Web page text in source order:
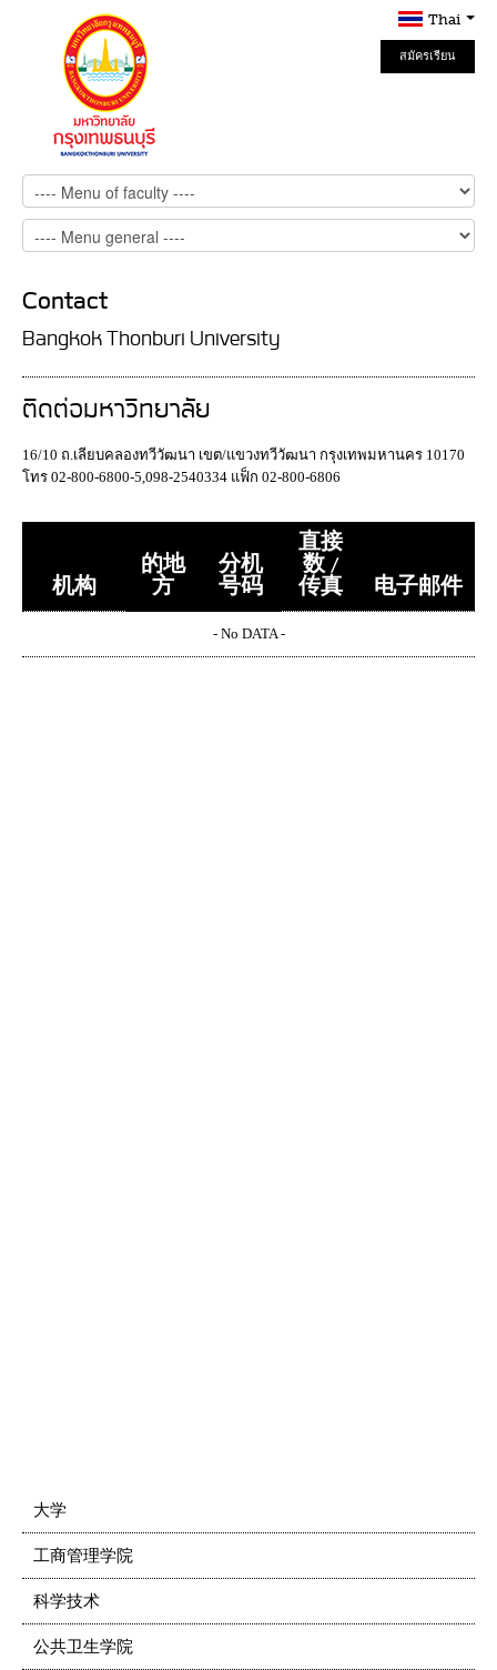
Thai
สมัครเรียน
Online
Contact
Bangkok Thonburi University
ติดต่อมหาวิทยาลัย
16/10 ถ.เลียบคลองทวีวัฒนา เขต/แขวงทวีวัฒนา กรุงเทพมหานคร 10170
โทร 02-800-6800-5,098-2540334 แฟ็ก 02-800-6806
机构
的地
方
分机
号码
直接
数 /
传真
电子邮件
- No DATA -
大学
工商管理学院
科学技术
公共卫生学院